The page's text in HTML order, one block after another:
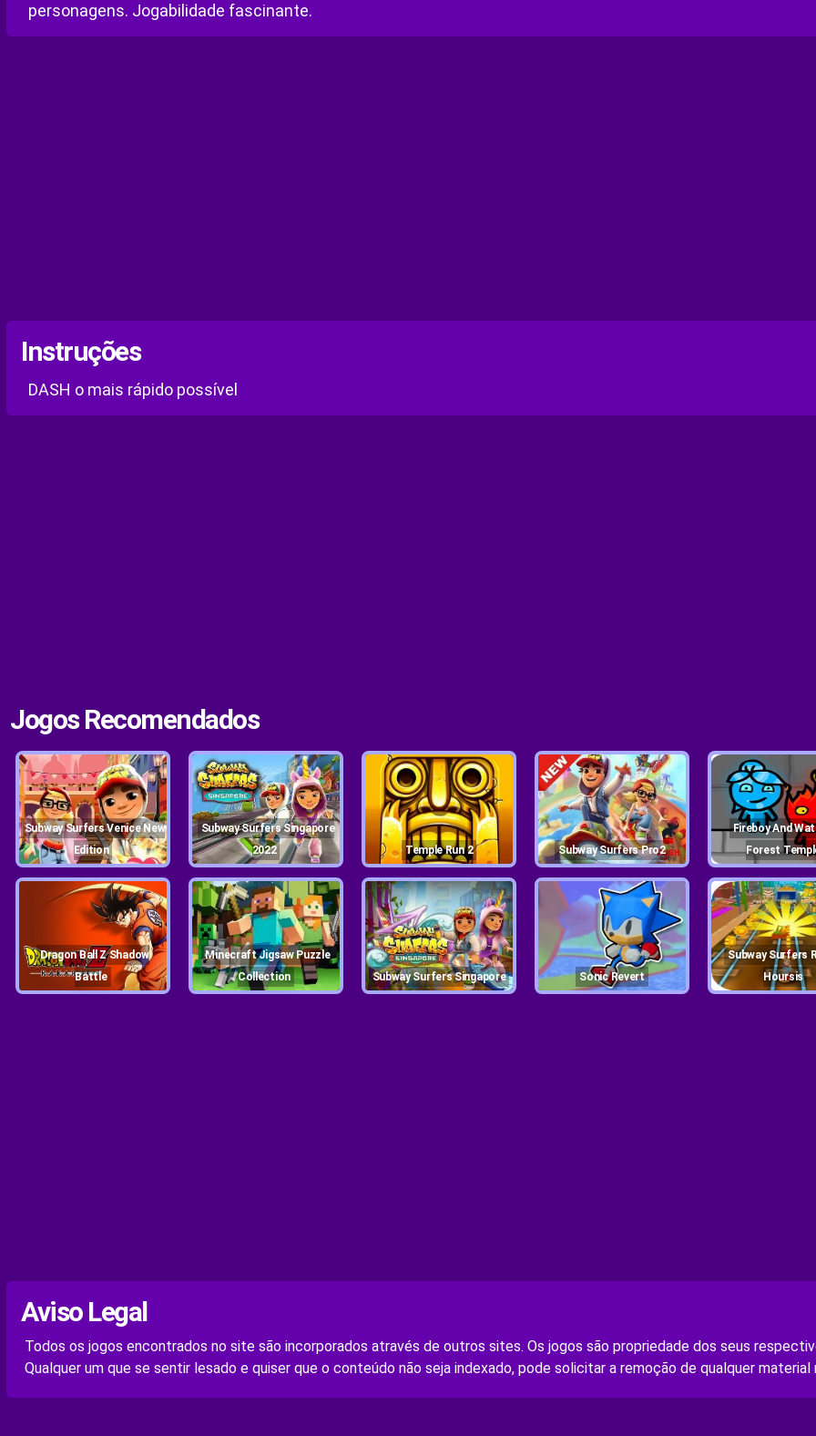
personagens. Jogabilidade fascinante.
Instruções
DASH o mais rápido possível
Jogos Recomendados
Subway Surfers Venice New
Edition
Subway Surfers Singapore
2022
Temple Run 2 Subway Surfers Pro2
Fireboy And Watergirl
Forest
Dragon Ball Z Shadow
Battle
Minecraft Jigsaw Puzzle
Collection
Subway Surfers Singapore Sonic Revert
Subway Surfers Runner
Hoursis
Aviso Legal
Todos os jogos encontrados no site são incorporados através de outros sites. Os jogos são propriedade dos seus
Qualquer um que se sentir lesado e quiser que o conteúdo não seja indexado, pode solicitar a remoção de qualquer material